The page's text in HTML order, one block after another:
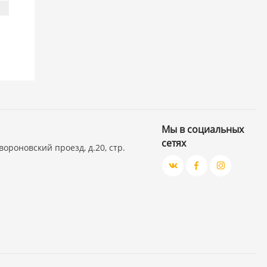
проезд, д.20, стр.
Мы в социальных
сетях